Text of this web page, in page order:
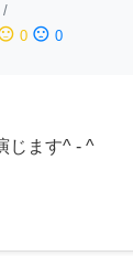
/
0 sentiment_dissatisfied 0
じます^ - ^